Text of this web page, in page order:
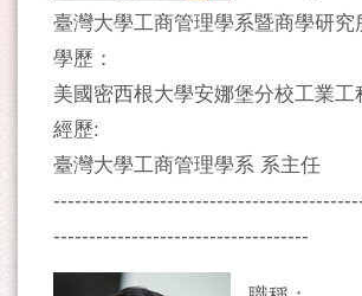
臺灣大學工商管理學系暨商學研究
學歷：
美國密西根大學安娜堡分校工業工
經歷:
臺灣大學工商管理學系 系主任
------------------------------------